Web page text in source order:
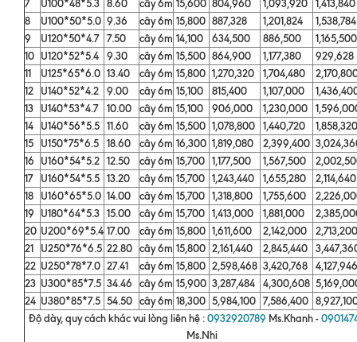
7
U100*48*5.3 8.60 cây 6m 15,600 804,960 1,093,920
1,413,840
8
U100*50*5.0 9.36 cây 6m 15,800 887,328 1,201,824
9
U120*50*4.7 7.50 cây 6m 14,100 634,500 886,500
10 U120*52*5.4 9.30 cây 6m 15,500 864,900 1,177,380
929,628
11
U125*65*6.0 13.40 cây 6m 15,800 1,270,320 1,704,480
12
U140*52*4.2 9.00 cây 6m 15,100 815,400 1,107,000
13
U140*53*4.7 10.00 cây 6m 15,100 906,000 1,230,000
14
U140*56*5.5 11.60 cây 6m 15,500 1,078,800 1,440,720
15
U150*75*6.5 18.60 cây 6m 16,300 1,819,080 2,399,400
16
U160*54*5.2 12.50 cây 6m 15,700 1,177,500 1,567,500
17
U160*54*5.5 13.20 cây 6m 15,700 1,243,440 1,655,280
18
U160*65*5.0 14.00 cây 6m 15,700 1,318,800 1,755,600
19
U180*64*5.3 15.00 cây 6m 15,700 1,413,000 1,881,000
20 U200*69*5.4 17.00 cây 6m 15,800 1,611,600 2,142,000
21
U250*76*6.5 22.80 cây 6m 15,800 2,161,440 2,845,440
22 U250*78*7.0 27.41 cây 6m 15,800 2,598,468 3,420,768
23 U300*85*7.5 34.46 cây 6m 15,900 3,287,484 4,300,608
24 U380*85*7.5 54.50 cây 6m 18,300 5,984,100 7,586,400
Độ dày, quy cách khác vui lòng liên hệ :0932920789 Ms.Khanh -
Ms.Nhi